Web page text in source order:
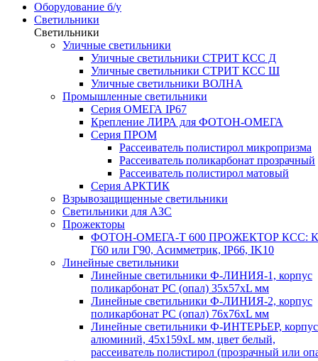
Оборудование б/у
Светильники
Светильники
Уличные светильники
Уличные светильники СТРИТ КСС Д
Уличные светильники СТРИТ КСС Ш
Уличные светильники ВОЛНА
Промышленные светильники
Серия ОМЕГА IP67
Крепление ЛИРА для ФОТОН-ОМЕГА
Серия ПРОМ
Рассеиватель полистирол микропризма
Рассеиватель поликарбонат прозрачный
Рассеиватель полистирол матовый
Серия АРКТИК
Взрывозащищенные светильники
Светильники для АЗС
Прожекторы
ФОТОН-ОМЕГА-Т 600 ПРОЖЕКТОР КСС:
Г60 или Г90, Асимметрик, IP66, IK10
Линейные светильники
Линейные светильники Ф-ЛИНИЯ-1, корпус
поликарбонат РС (опал) 35х57хL мм
Линейные светильники Ф-ЛИНИЯ-2, корпус
поликарбонат РС (опал) 76х76хL мм
Линейные светильники Ф-ИНТЕРЬЕР, корпус
алюминий, 45х159хL мм, цвет белый,
рассеиватель полистирол (прозрачный или